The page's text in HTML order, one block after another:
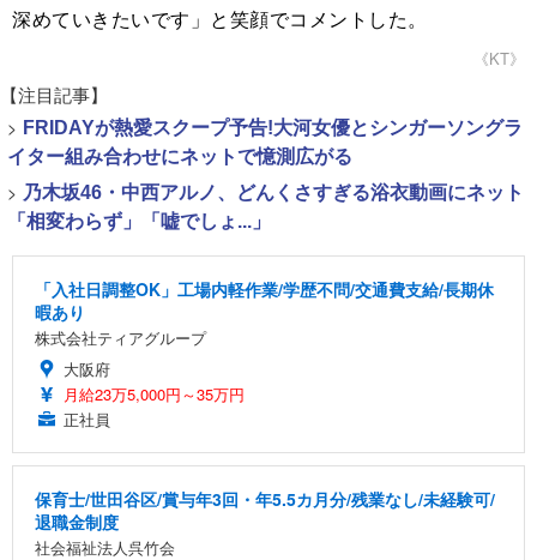
深めていきたいです」と笑顔でコメントした。
《KT》
【注目記事】
> FRIDAYが熱愛スクープ予告!大河女優とシンガーソングラ
イター組み合わせにネットで憶測広がる
> 乃木坂46・中西アルノ、どんくさすぎる浴衣動画にネット
「相変わらず」「嘘でしょ...」
「入社日調整OK」工場内軽作業/学歴不問/交通費支給/長期休
暇あり
株式会社ティアグループ
大阪府
月給23万5,000円～35万円
正社員
保育士/世田谷区/賞与年3回・年5.5カ月分/残業なし/未経験可/
退職金制度
社会福祉法人呉竹会